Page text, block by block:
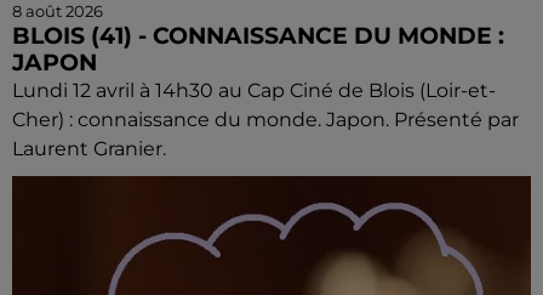
8 août 2026
BLOIS (41) - CONNAISSANCE DU MONDE :
JAPON
Lundi 12 avril à 14h30 au Cap Ciné de Blois (Loir-et-
Cher) : connaissance du monde. Japon. Présenté par
Laurent Granier.